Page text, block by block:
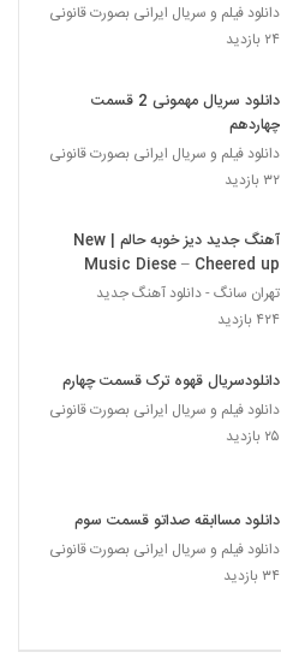
دانلود فیلم و سریال ایرانی بصورت قانونی
۲۴ بازدید
دانلود سریال مهمونی 2 قسمت
چهاردهم
دانلود فیلم و سریال ایرانی بصورت قانونی
۳۲ بازدید
آهنگ جدید دیز خوبه حالم | New
Music Diese – Cheered up
تهران سانگ - دانلود آهنگ جدید
۴۲۴ بازدید
دانلودسریال قهوه ترک قسمت چهارم
دانلود فیلم و سریال ایرانی بصورت قانونی
۲۵ بازدید
دانلود مساابقه صداتو قسمت سوم
دانلود فیلم و سریال ایرانی بصورت قانونی
۳۴ بازدید